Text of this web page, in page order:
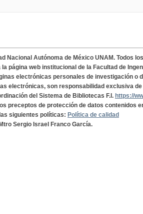
Nacional Autónoma de México UNAM. Todos
página web institucional de la Facultad de
electrónicas personales de investigación o
electrónicas, son responsabilidad exclusiva
del Sistema de Bibliotecas F.I. https://
preceptos de protección de datos contenidos
siguientes políticas: Política de calidad
Sergio Israel Franco García.